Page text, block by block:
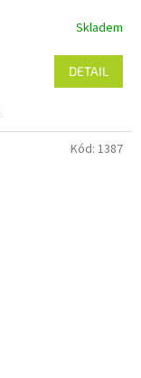
Skladem
DETAIL
Kód: 1387